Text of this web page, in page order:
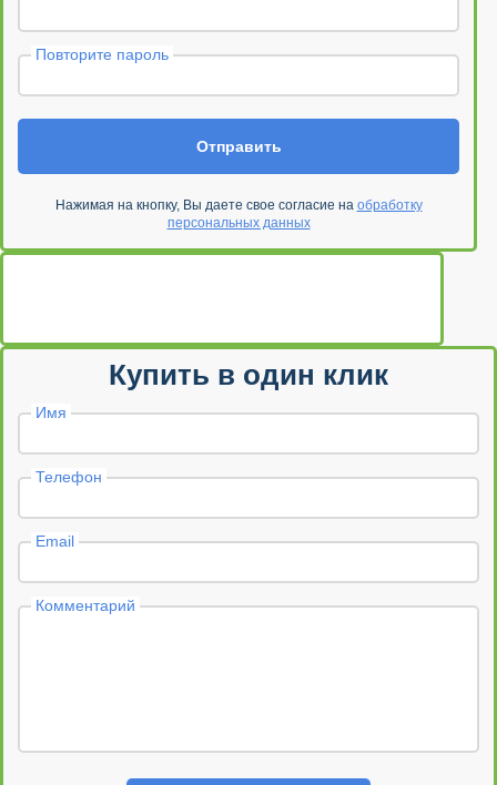
Повторите пароль
Отправить
Нажимая на кнопку, Вы даете свое согласие на обработку
персональных данных
Купить в один клик
Имя
Телефон
Email
Комментарий